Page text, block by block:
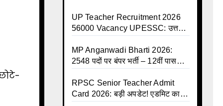
UP Teacher Recruitment 2026
56000 Vacancy UPESSC: उत्तर
की बंपर भर्ती की तैयारी, अगस्त में आ
सकता है विज्ञापन
MP Anganwadi Bharti 2026:
2548 पदों पर बंपर भर्ती – 12वीं पास
Apply Online
RPSC Senior Teacher Admit
Card 2026: बड़ी अपडेट! एडमिट कार्ड